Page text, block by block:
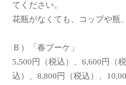
てください。
花瓶がなくても、コップや瓶
Ｂ）「春ブーケ」
5,500円（税込）、6,600円（
込）、8,800円（税込）、